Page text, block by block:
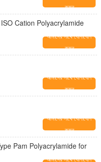
করুন
জন্য ISO Cation Polyacrylamide
আমাদের সাথে যোগাযোগ
করুন
আমাদের সাথে যোগাযোগ
করুন
আমাদের সাথে যোগাযোগ
করুন
Pam Polyacrylamide for
আমাদের সাথে যোগাযোগ